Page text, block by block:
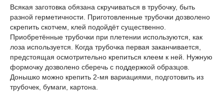
Всякая заготовка обязана скручиваться в трубочку, быть
разной герметичности. Приготовленные трубочки дозволено
скрепить скотчем, клей подойдёт существенно.
Приобретённые трубочки при плетении используются, как
лоза используется. Когда трубочка первая заканчивается,
предстоящая осмотрительно крепиться клеем к ней. Нужную
формочку дозволено сберечь с поддержкой образцов.
Донышко можно крепить 2-мя вариациями, подготовить из
трубочек, бумаги, картона.